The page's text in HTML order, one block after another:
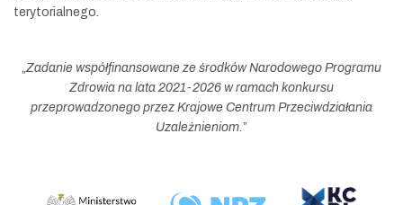
terytorialnego.
Zadanie współfinansowane ze środków Narodowego Programu
Zdrowia na lata 2021-2026 w ramach konkursu
przeprowadzonego przez Krajowe Centrum Przeciwdziałania
Uzależnieniom. ”